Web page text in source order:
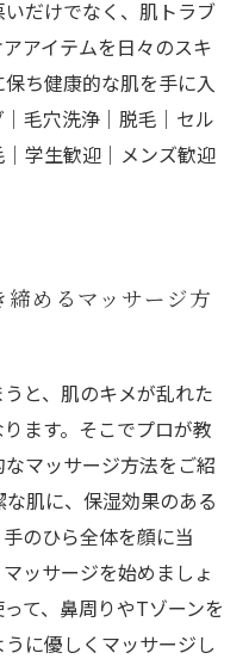
だけでなく、肌トラブ
アイテムを日々のスキ
ち健康的な肌を手に入
毛穴洗浄｜脱毛｜セル
学生歓迎｜メンズ歓迎
めるマッサージ方
と、肌のキメが乱れた
ます。そこでプロが教
マッサージ方法をご紹
肌に、保湿効果のある
のひら全体を顔に当
ッサージを始めましょ
て、鼻周りやTゾーンを
に優しくマッサージし